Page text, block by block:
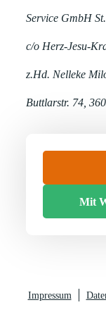
Service GmbH
c/o Herz-Jesu-
z.Hd. Nelleke
Buttlarstr. 74,
Mit
Impressum